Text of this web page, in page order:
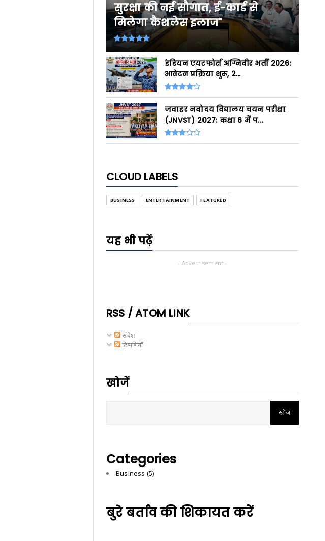
सुरक्षा की नई सौगात, ई-कार्ड से
मिलेगा कैशलेस इलाज"
इंडियन एयरफोर्स अग्निवीर भर्ती 2026:
आवेदन प्रक्रिया शुरू, 2...
जवाहर नवोदय विद्यालय चयन परीक्षा
(JNVST) 2027: कक्षा 6 में प...
CLOUD LABELS
BUSINESS ENTERTAINMENT FEATURED
यह भी पढ़ें
- Advertisement -
RSS / ATOM LINK
संदेश
टिप्पणियाँ
खोजें
Categories
Business (5)
बुरे बर्ताव की शिकायत करें